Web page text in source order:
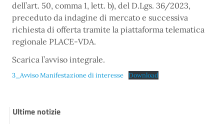
dell’art. 50, comma 1, lett. b), del D.Lgs. 36/2023,
preceduto da indagine di mercato e successiva
richiesta di offerta tramite la piattaforma telematica
regionale PLACE-VDA.
Scarica l’avviso integrale.
3_Avviso Manifestazione di interesse Download
Ultime notizie